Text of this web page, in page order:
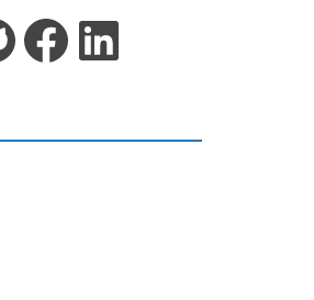
Facebook LinkedIn